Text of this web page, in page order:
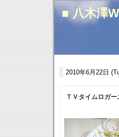
■ 八木澤
2010年6月22日
ＴＶタイムロガ